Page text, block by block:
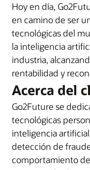
Hoy en día,
en camino de ser
tecnológicas del
la inteligencia
industria,
rentabilidad y
Acerca del
Go2Future se
tecnológicas
inteligencia
detección de
comportamiento